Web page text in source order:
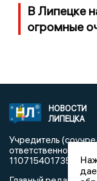
В Липецке
огромные
НОВОСТИ
ЛИПЕЦКА
Учредитель
1107154017354)